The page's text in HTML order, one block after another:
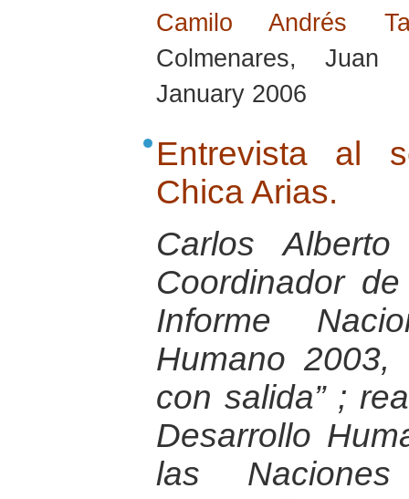
Camilo Andrés
Colmenares, Juan
January 2006
Entrevista al
Chica Arias.
Carlos
Coordinador
Informe
Humano 2003,
con salida” ;
Desarrollo
las